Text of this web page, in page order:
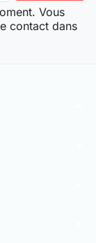
Vous
contact dans